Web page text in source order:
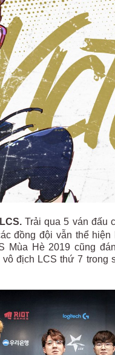
Trải qua 5 ván đấu
đồng đội vẫn thể
Mùa Hè 2019 cũng
địch LCS thứ 7 trong